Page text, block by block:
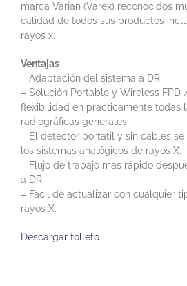
marca Varian (Varex) reconocidos
calidad de todos sus productos
rayos x.
Ventajas
– Adaptación del sistema a DR.
– Solución Portable y Wireless FPD
flexibilidad en prácticamente todas
radiográficas generales.
– El detector portátil y sin cables
los sistemas analógicos de rayos X.
– Flujo de trabajo mas rápido
a DR.
– Fácil de actualizar con cualquier
rayos X.
Descargar folleto